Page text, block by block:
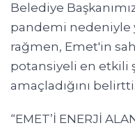
Belediye
pandemi nedeniyle
rağmen, Emet'in
potansiyeli en etkili
amaçladığını belirtti.
“EMET’İ ENERJİ